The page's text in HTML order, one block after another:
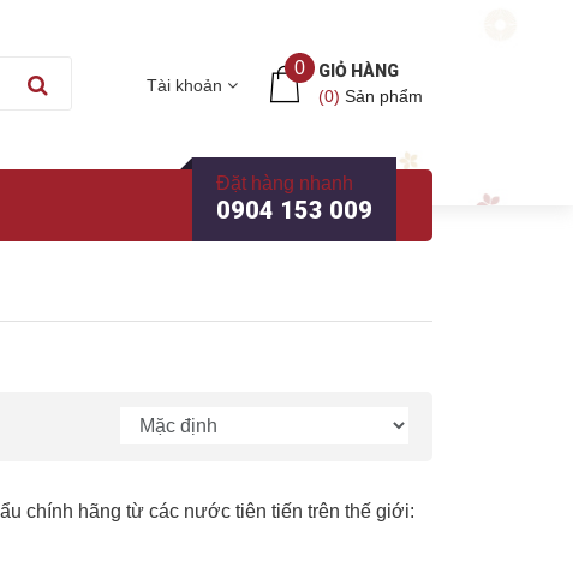
Tài khoản
0
GIỎ HÀNG
(0) Sản phẩm
Đặt hàng nhanh
0904 153 009
chính hãng từ các nước tiên tiến trên thế giới: